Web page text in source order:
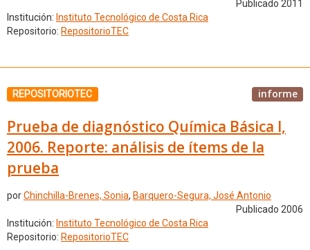
Publicado 2011
Institución: Instituto Tecnológico de Costa Rica
Repositorio: RepositorioTEC
REPOSITORIOTEC informe
Prueba de diagnóstico Química Básica I,
2006. Reporte: análisis de ítems de la
prueba
porChinchilla-Brenes, Sonia, Barquero-Segura, José Antonio
Publicado 2006
Institución: Instituto Tecnológico de Costa Rica
Repositorio: RepositorioTEC